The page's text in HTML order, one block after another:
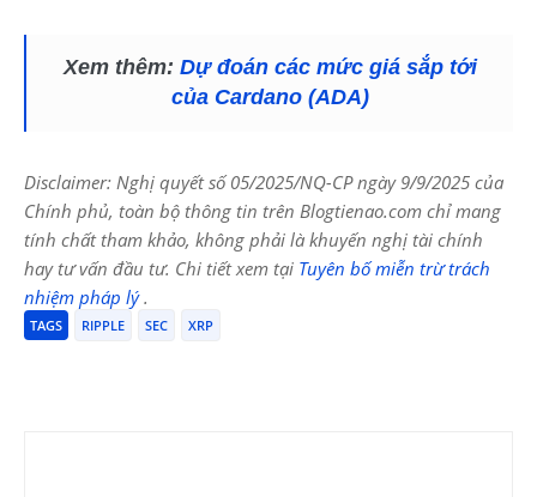
Xem thêm: Dự đoán các mức giá sắp tới
của Cardano (ADA)
Disclaimer: Nghị quyết số 05/2025/NQ-CP ngày 9/9/2025 của
Chính phủ, toàn bộ thông tin trên Blogtienao.com chỉ mang
tính chất tham khảo, không phải là khuyến nghị tài chính
hay tư vấn đầu tư. Chi tiết xem tại Tuyên bố miễn trừ trách
nhiệm pháp lý.
TAGS RIPPLE SEC XRP